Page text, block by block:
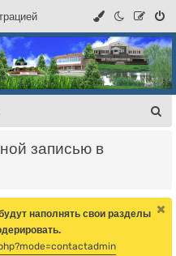
рацией
к
записью в
наполнять свои разделы